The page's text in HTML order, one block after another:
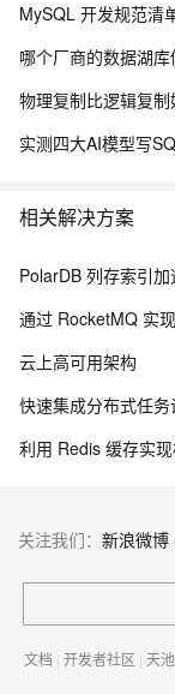
MySQL 开发规范清
实测四大AI模型写
相关解决方案
PolarDB 列存索引
通过 RocketMQ 实
云上高可用架构
快速集成分布式任务
利用 Redis 缓存实
关注我们： 新浪微博
文档 | 开发者社区 | 天